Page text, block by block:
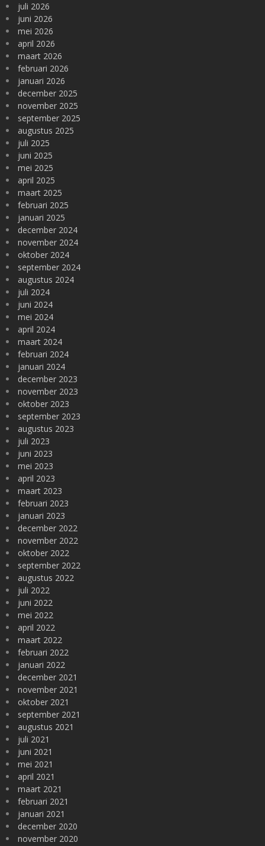
juli 2026
juni 2026
mei 2026
april 2026
maart 2026
februari 2026
januari 2026
december 2025
november 2025
september 2025
augustus 2025
juli 2025
juni 2025
mei 2025
april 2025
maart 2025
februari 2025
januari 2025
december 2024
november 2024
oktober 2024
september 2024
augustus 2024
juli 2024
juni 2024
mei 2024
april 2024
maart 2024
februari 2024
januari 2024
december 2023
november 2023
oktober 2023
september 2023
augustus 2023
juli 2023
juni 2023
mei 2023
april 2023
maart 2023
februari 2023
januari 2023
december 2022
november 2022
oktober 2022
september 2022
augustus 2022
juli 2022
juni 2022
mei 2022
april 2022
maart 2022
februari 2022
januari 2022
december 2021
november 2021
oktober 2021
september 2021
augustus 2021
juli 2021
juni 2021
mei 2021
april 2021
maart 2021
februari 2021
januari 2021
december 2020
november 2020